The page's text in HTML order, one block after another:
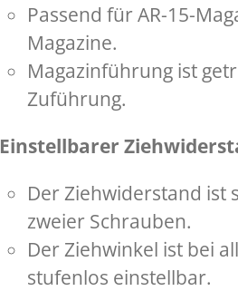
Passend für AR-15-
Magazine.
Magazinführung ist
Zuführung.
Einstellbarer
Der Ziehwiderstand ist
zweier Schrauben.
Der Ziehwinkel ist bei
stufenlos einstellbar.